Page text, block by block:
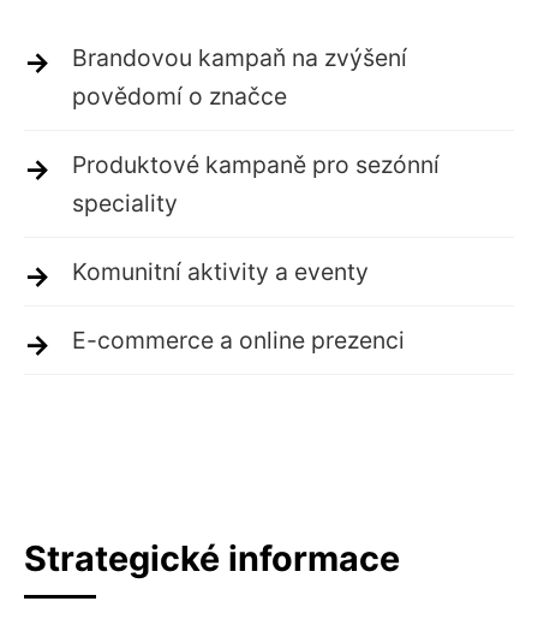
Brandovou kampaň na zvýšení
povědomí o značce
Produktové kampaně pro sezónní
speciality
Komunitní aktivity a eventy
E-commerce a online prezenci
Strategické informace